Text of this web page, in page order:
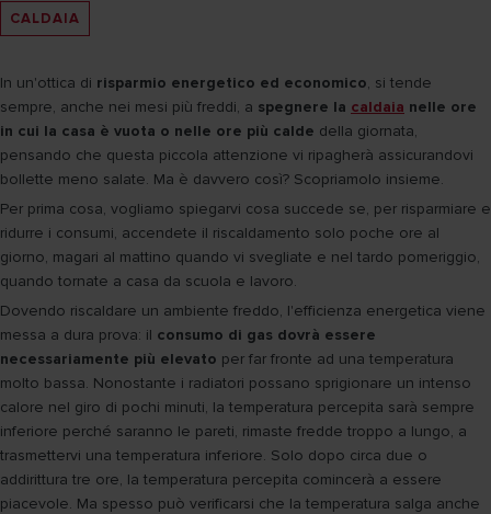
CALDAIA
In un'ottica di risparmio energetico ed economico, si tende
sempre, anche nei mesi più freddi, a spegnere la caldaia nelle ore
in cui la casa è vuota o nelle ore più calde della giornata,
pensando che questa piccola attenzione vi ripagherà assicurandovi
bollette meno salate. Ma è davvero così? Scopriamolo insieme.
Per prima cosa, vogliamo spiegarvi cosa succede se, per risparmiare e
ridurre i consumi, accendete il riscaldamento solo poche ore al
giorno, magari al mattino quando vi svegliate e nel tardo pomeriggio,
quando tornate a casa da scuola e lavoro.
Dovendo riscaldare un ambiente freddo, l'efficienza energetica viene
messa a dura prova: il consumo di gas dovrà essere
necessariamente più elevato per far fronte ad una temperatura
molto bassa. Nonostante i radiatori possano sprigionare un intenso
calore nel giro di pochi minuti, la temperatura percepita sarà sempre
inferiore perché saranno le pareti, rimaste fredde troppo a lungo, a
trasmettervi una temperatura inferiore. Solo dopo circa due o
addirittura tre ore, la temperatura percepita comincerà a essere
piacevole. Ma spesso può verificarsi che la temperatura salga anche